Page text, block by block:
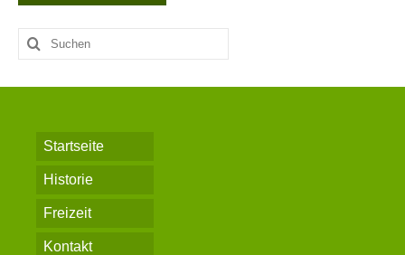
Suche
nach:
Startseite
Historie
Freizeit
Kontakt